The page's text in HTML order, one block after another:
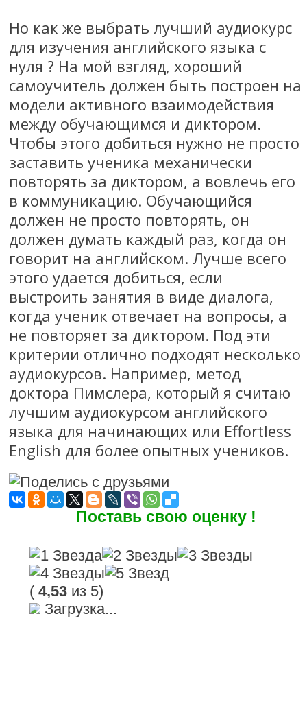
Но как же выбрать лучший аудиокурс
для изучения английского языка с
нуля ? На мой взгляд, хороший
самоучитель должен быть построен на
модели активного взаимодействия
между обучающимся и диктором.
Чтобы этого добиться нужно не просто
заставить ученика механически
повторять за диктором, а вовлечь его
в коммуникацию. Обучающийся
должен не просто повторять, он
должен думать каждый раз, когда он
говорит на английском. Лучше всего
этого удается добиться, если
выстроить занятия в виде диалога,
когда ученик отвечает на вопросы, а
не повторяет за диктором. Под эти
критерии отлично подходят несколько
аудиокурсов. Например, метод
доктора Пимслера, который я считаю
лучшим аудиокурсом английского
языка для начинающих или Effortless
English для более опытных учеников.
Поставь свою оценку !
( 4,53из 5)
Загрузка...